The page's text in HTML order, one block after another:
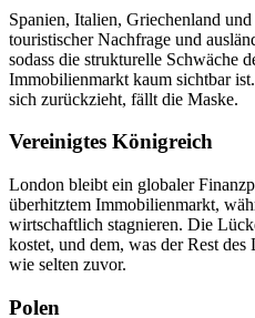
Spanien, Italien, Griechenland
touristischer Nachfrage und
sodass die strukturelle Schwäche
Immobilienmarkt kaum sichtbar
sich zurückzieht, fällt die Maske.
Vereinigtes Königreich
London bleibt ein globaler
überhitztem Immobilienmarkt,
wirtschaftlich stagnieren. Die
kostet, und dem, was der Rest
wie selten zuvor.
Polen